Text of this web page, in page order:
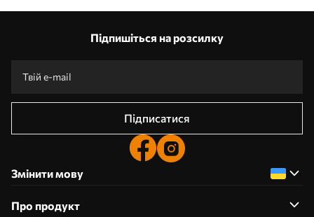
Підпишіться на розсилку
Підписатися
Змінити мову
Про продукт